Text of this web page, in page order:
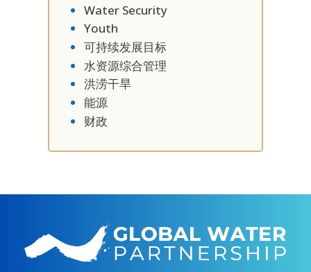
Water Security
Youth
可持续发展目标
水资源综合管理
洪涝干旱
能源
财政